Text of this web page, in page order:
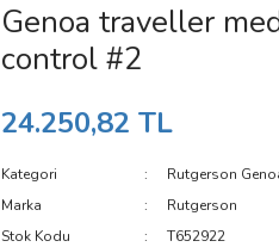
Genoa traveller
control #2
24.250,82 TL
Kategori
Rutgerson
Marka
Rutgerson
Stok Kodu
T652922